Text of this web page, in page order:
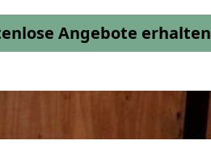
Angebote erhalten